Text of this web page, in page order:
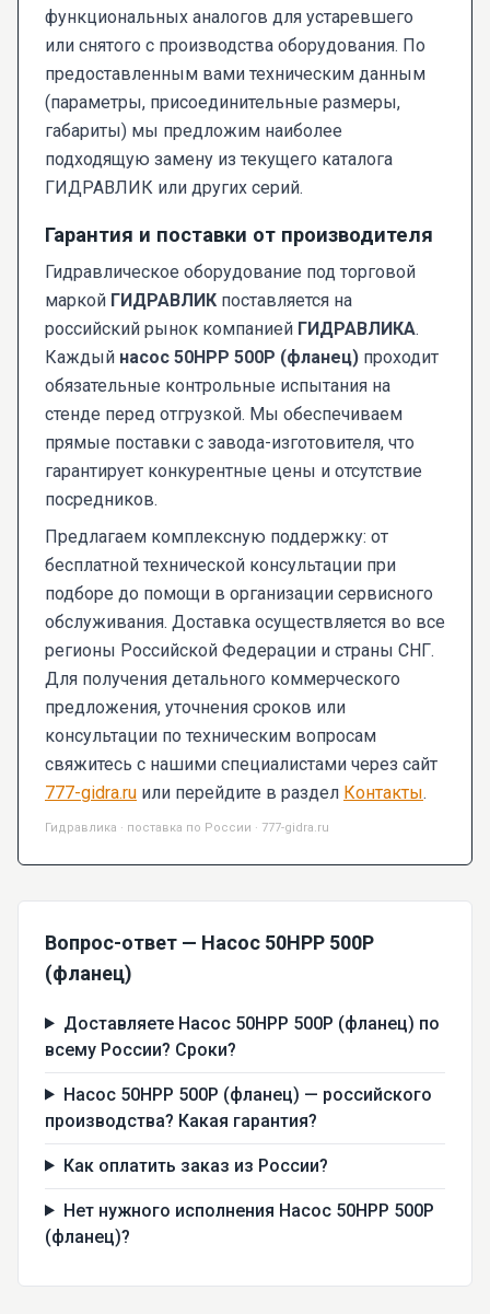
функциональных аналогов для устаревшего
или снятого с производства оборудования. По
предоставленным вами техническим данным
(параметры, присоединительные размеры,
габариты) мы предложим наиболее
подходящую замену из текущего каталога
ГИДРАВЛИК или других серий.
Гарантия и поставки от производителя
Гидравлическое оборудование под торговой
маркой ГИДРАВЛИК поставляется на
российский рынок компанией ГИДРАВЛИКА.
Каждый насос 50НРР 500Р (фланец) проходит
обязательные контрольные испытания на
стенде перед отгрузкой. Мы обеспечиваем
прямые поставки с завода-изготовителя, что
гарантирует конкурентные цены и отсутствие
посредников.
Предлагаем комплексную поддержку: от
бесплатной технической консультации при
подборе до помощи в организации сервисного
обслуживания. Доставка осуществляется во все
регионы Российской Федерации и страны СНГ.
Для получения детального коммерческого
предложения, уточнения сроков или
консультации по техническим вопросам
свяжитесь с нашими специалистами через сайт
777-gidra.ru или перейдите в раздел Контакты.
Гидравлика · поставка по России · 777-gidra.ru
Вопрос-ответ — Насос 50НРР 500Р
(фланец)
Доставляете Насос 50НРР 500Р (фланец) по
всему России? Сроки?
Насос 50НРР 500Р (фланец) — российского
производства? Какая гарантия?
Как оплатить заказ из России?
Нет нужного исполнения Насос 50НРР 500Р
(фланец)?